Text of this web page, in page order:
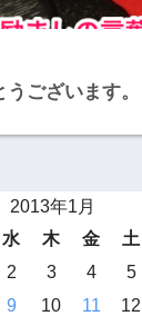
ございます。
2013年1月
水 木 金 土
2 3 4 5
9 10 11 12